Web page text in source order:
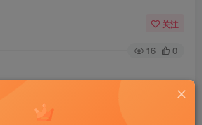
关注
16 0
战全套课程共19份教学文件，完整覆
件安装、DeepSeek V4模型接入、基